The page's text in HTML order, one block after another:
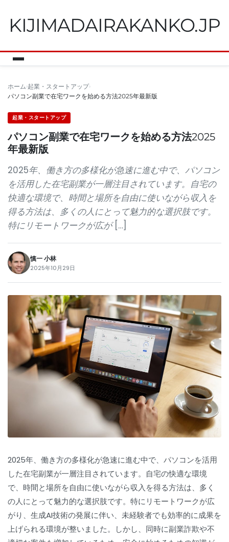
KIJIMADAIRAKANKO.JP
ホーム 起業・スタートアップ
パソコン副業で在宅ワークを始める方法2025年最新版
起業・スタートアップ
パソコン副業で在宅ワークを始める方法2025
年最新版
2025年、働き方の多様化が急速に進む中で、パソコン
を活用した在宅副業が一層注目されています。自宅の
快適な環境で、時間と場所を自由に使いながら収入を
得る方法は、多くの人にとって魅力的な選択肢です。
特にリモートワークが広が […]
慎一 小林
2025年10月29日
2025年、働き方の多様化が急速に進む中で、パソコンを活用
した在宅副業が一層注目されています。自宅の快適な環境
で、時間と場所を自由に使いながら収入を得る方法は、多く
の人にとって魅力的な選択肢です。特にリモートワークが広
がり、生成AI技術の発展に伴い、未経験者でも効率的に成果を
上げられる環境が整いました。しかし、同時に副業詐欺や不